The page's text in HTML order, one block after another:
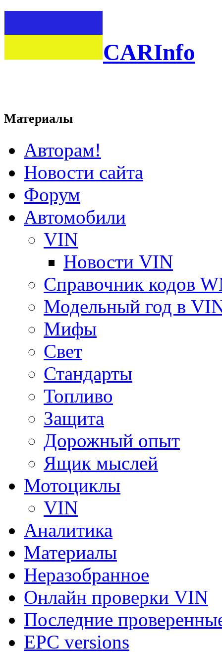
CARInfo
Материалы
Авторам!
Новости сайта
Форум
Автомобили
VIN
Новости VIN
Справочник кодов
Модельный год в
Мифы
Свет
Стандарты
Топливо
Защита
Дорожный опыт
Ящик мыслей
Мотоциклы
VIN
Аналитика
Материалы
Неразобранное
Онлайн проверки VIN
Последние
EPC versions